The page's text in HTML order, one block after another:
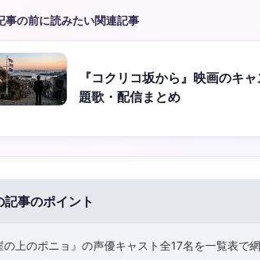
事の前に読みたい関連記事
『コクリコ坂から』映画のキ
題歌・配信まとめ
記事のポイント
の上のポニョ』の声優キャスト全17名を一覧表で